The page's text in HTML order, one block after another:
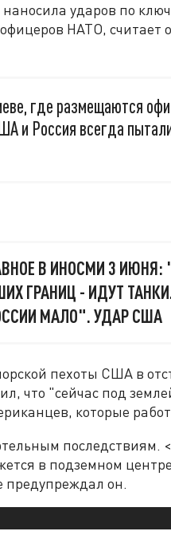
ударов по
НАТО, считает
где размещаются
и Россия всегда
В ИНОСМИ 3
ГРАНИЦ - ИДУТ
МАЛО". УДАР США
пехоты США в
что "сейчас под
которые
последствиям.
в подземном
предупреждал он.